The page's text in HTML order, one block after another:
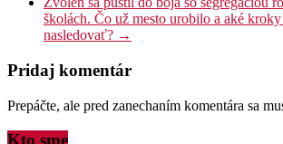
školách. Čo už mesto urobilo a aké
nasledovať? →
Pridaj komentár
Prepáčte, ale pred zanechaním komentára sa